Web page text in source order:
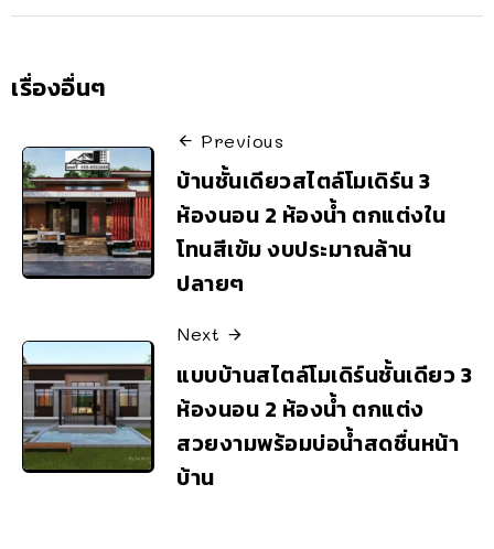
เรื่องอื่นๆ
Previous
บ้านชั้นเดียวสไตล์โมเดิร์น 3
ห้องนอน 2 ห้องน้ำ ตกแต่งใน
โทนสีเข้ม งบประมาณล้าน
ปลายๆ
Next
แบบบ้านสไตล์โมเดิร์นชั้นเดียว 3
ห้องนอน 2 ห้องน้ำ ตกแต่ง
สวยงามพร้อมบ่อน้ำสดชื่นหน้า
บ้าน